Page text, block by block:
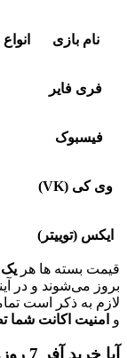
انواع اکانت در
ها هریک ساعت
و در آینده از
است تمامی
اکانت شما تضمین